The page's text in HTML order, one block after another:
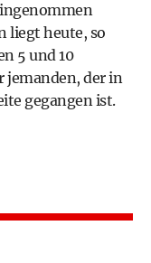
liegt heute, so
5 und 10
jemanden, der in
gegangen ist.